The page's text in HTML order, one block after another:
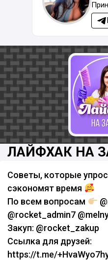
ЛАЙФХАК НА
Советы, которые
сэкономят время
По всем вопросам
@rocket_admin7
Закуп: @rocket_zakup
Ссылка для друзей:
https://t.me/